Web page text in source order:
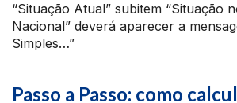
“Situação Atual” subitem “Situação
Nacional” deverá aparecer a
Simples…”
Passo a Passo: como